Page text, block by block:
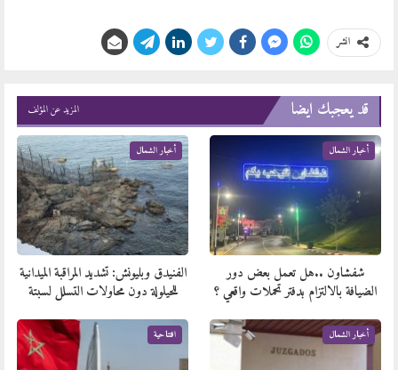
انشر
قد يعجبك ايضا المزيد عن المؤلف
أخبار الشمال
شفشاون ..هل تعمل بعض دور
الضيافة بالالتزام بدفتر تحملات واقعي ؟
أخبار الشمال
الفنيدق وبليونش: تشديد المراقبة الميدانية
للحيلولة دون محاولات التسلل لسبتة
أخبار الشمال افتتاحية